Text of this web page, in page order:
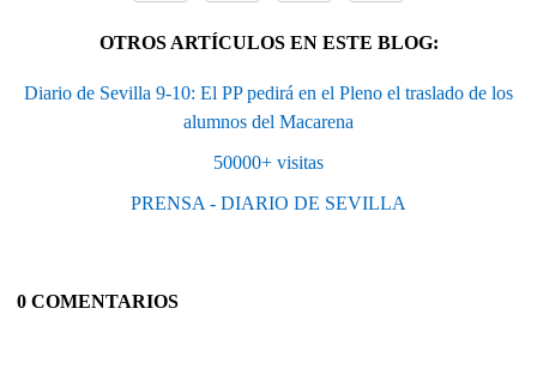
OTROS ARTÍCULOS EN ESTE BLOG:
Diario de Sevilla 9-10: El PP pedirá en el Pleno el traslado de los
alumnos del Macarena
50000+ visitas
PRENSA - DIARIO DE SEVILLA
0 COMENTARIOS